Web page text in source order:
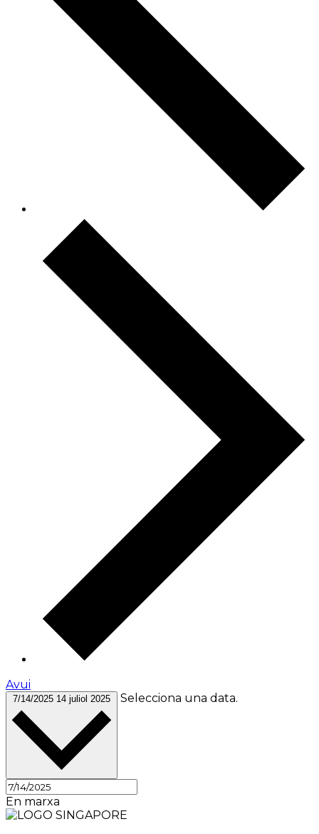
Avui
7/14/2025 14 juliol 2025 Selecciona una data.
En marxa